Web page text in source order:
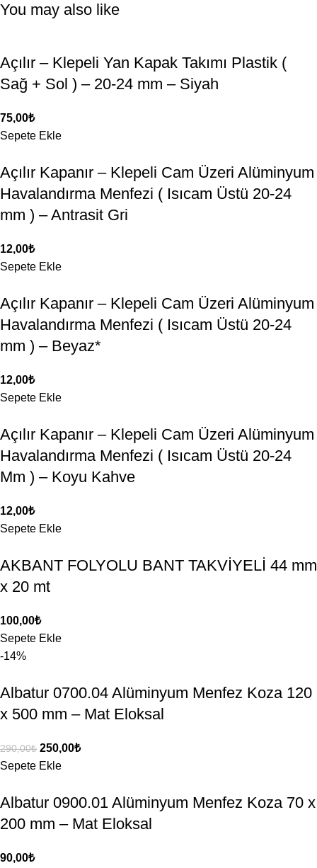
You may also like
Açılır – Klepeli Yan Kapak Takımı Plastik (
Sağ + Sol ) – 20-24 mm – Siyah
75,00₺
Sepete Ekle
Açılır Kapanır – Klepeli Cam Üzeri Alüminyum
Havalandırma Menfezi ( Isıcam Üstü 20-24
mm ) – Antrasit Gri
12,00₺
Sepete Ekle
Açılır Kapanır – Klepeli Cam Üzeri Alüminyum
Havalandırma Menfezi ( Isıcam Üstü 20-24
mm ) – Beyaz*
12,00₺
Sepete Ekle
Açılır Kapanır – Klepeli Cam Üzeri Alüminyum
Havalandırma Menfezi ( Isıcam Üstü 20-24
Mm ) – Koyu Kahve
12,00₺
Sepete Ekle
AKBANT FOLYOLU BANT TAKVİYELİ 44 mm
x 20 mt
100,00₺
Sepete Ekle
-14%
Albatur 0700.04 Alüminyum Menfez Koza 120
x 500 mm – Mat Eloksal
290,00₺ 250,00₺
Sepete Ekle
Albatur 0900.01 Alüminyum Menfez Koza 70 x
200 mm – Mat Eloksal
90,00₺